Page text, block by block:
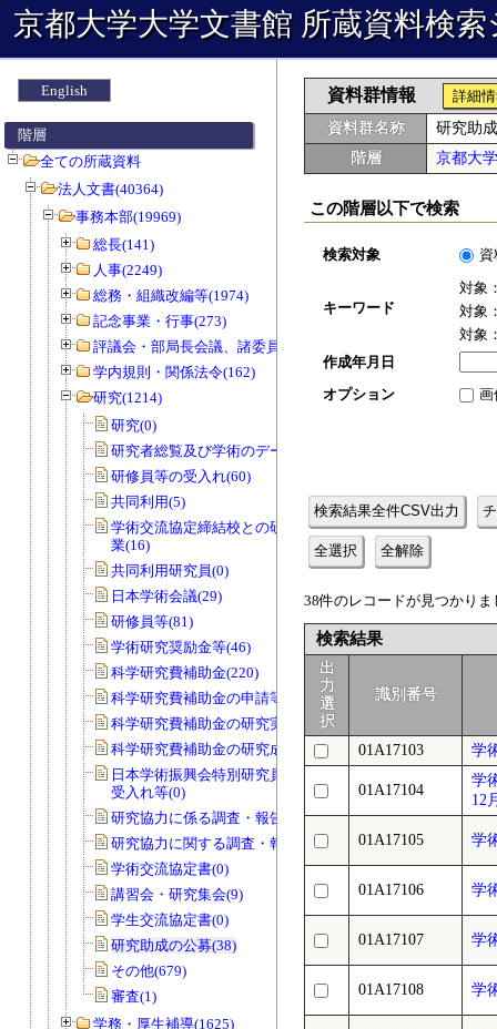
京都大学大学文書館 所蔵資料検
English
階層
全ての所蔵資料
法人文書(40364)
事務本部(19969)
総長(141)
人事(2249)
総務・組織改編等(1974)
記念事業・行事(273)
評議会・部局長会議、諸委員会等(1466)
学内規則・関係法令(162)
研究(1214)
研究(0)
研究者総覧及び学術のデータベース(0)
研修員等の受入れ(60)
共同利用(5)
学術交流協定締結校との研究者交流事
業(16)
共同利用研究員(0)
日本学術会議(29)
研修員等(81)
学術研究奨励金等(46)
科学研究費補助金(220)
科学研究費補助金の申請等(9)
科学研究費補助金の研究実績報告書(0)
科学研究費補助金の研究成果報告書(0)
日本学術振興会特別研究員の申請及び
受入れ等(0)
研究協力に係る調査・報告等(6)
研究協力に関する調査・報告等(15)
学術交流協定書(0)
講習会・研究集会(9)
学生交流協定書(0)
研究助成の公募(38)
その他(679)
審査(1)
学務・厚生補導(1625)
資料群情報
詳細
資料群名称
研究助
階層
京都大
この階層以下で検索
検索対象 資
キーワード
対象
対象
対象
作成年月日
オプション
画
検索結果全件CSV出力
全選択 全解除
38件のレコードが見つかり
検索結果
出
力
選
択
識別番号
01A17103 学
01A17104
学
12
01A17105 学
01A17106 学
01A17107 学
01A17108 学